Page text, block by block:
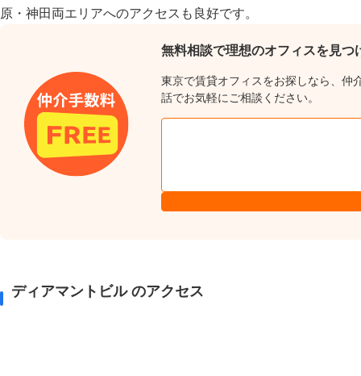
原・神田両エリアへのアクセスも良好です。
無料相談で理想のオフィスを見つ
東京で賃貸オフィスをお探しなら、仲
話でお気軽にご相談ください。
ディアマントビル のアクセス